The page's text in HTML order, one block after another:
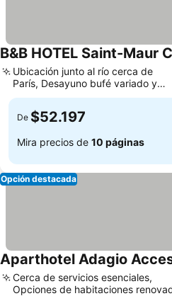
B&B HOTEL Saint-Maur
Ubicación junto al río cerca de
París, Desayuno bufé variado y
repuesto
De $52.197
Mira precios de 10 páginas
Opción destacada
Aparthotel Adagio
Cerca de servicios esenciales,
Opciones de habitaciones